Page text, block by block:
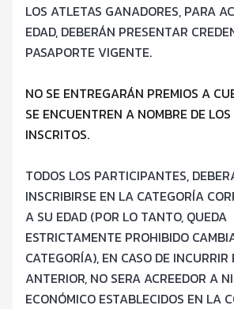
LOS ATLETAS GANADORES, PARA
EDAD, DEBERÁN PRESENTAR
PASAPORTE VIGENTE.
NO SE ENTREGARÁN PREMIOS A
SE ENCUENTREN A NOMBRE DE
INSCRITOS.
TODOS LOS PARTICIPANTES, DEBER
INSCRIBIRSE EN LA CATEGORÍA
A SU EDAD (POR LO TANTO, QUEDA
ESTRICTAMENTE PROHIBIDO
CATEGORÍA), EN CASO DE INCURRIR
ANTERIOR, NO SERA ACREEDOR A
ECONÓMICO ESTABLECIDOS EN LA